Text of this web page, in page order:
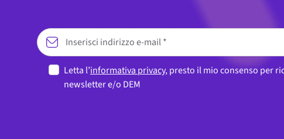
Letta l’informativa privacy, presto il mio consenso per
newsletter e/o DEM